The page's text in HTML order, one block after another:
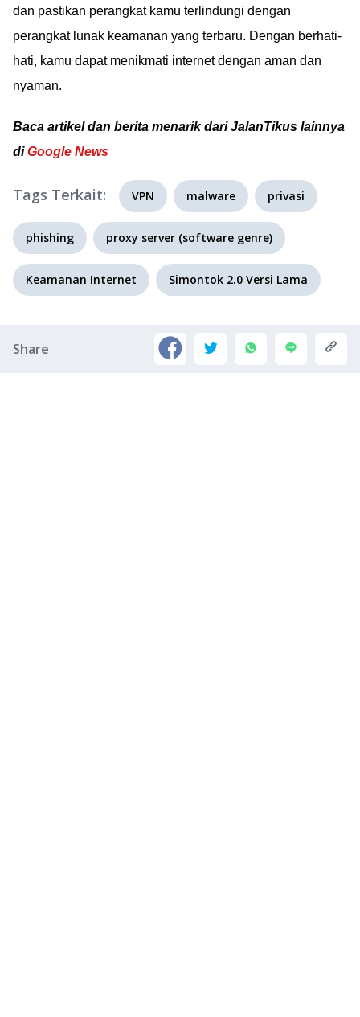
dan pastikan perangkat kamu terlindungi dengan
perangkat lunak keamanan yang terbaru. Dengan berhati-
hati, kamu dapat menikmati internet dengan aman dan
nyaman.
Baca artikel dan berita menarik dari JalanTikus lainnya
diGoogle News
Tags Terkait: VPN malware privasi
phishing proxy server (software genre)
Keamanan Internet Simontok 2.0 Versi Lama
Share